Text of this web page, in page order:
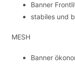
Banner
stabiles und
MESH
Banner